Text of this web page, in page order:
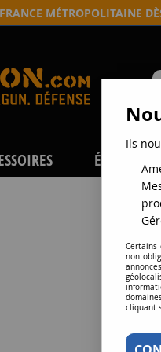
MÉTROPOLITAINE
Ils
Certains
non
cliquant